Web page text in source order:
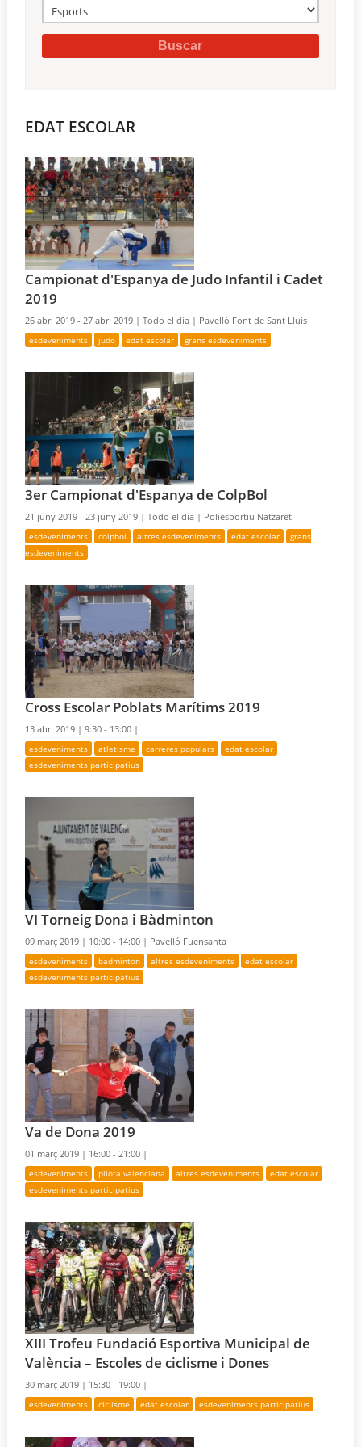
EDAT ESCOLAR
Campionat d'Espanya de Judo Infantil i Cadet
2019
26 abr. 2019 - 27 abr. 2019 |Todo el día | Pavelló Font de Sant Lluís
esdeveniments judo edat escolar grans esdeveniments
3er Campionat d'Espanya de ColpBol
21 juny 2019 - 23 juny 2019 |Todo el día | Poliesportiu Natzaret
esdeveniments colpbol altres esdeveniments edat escolar
grans
esdeveniments
Cross Escolar Poblats Marítims 2019
13 abr. 2019 |9:30 - 13:00 |
esdeveniments atletisme carreres populars
edat escolar
esdeveniments participatius
VI Torneig Dona i Bàdminton
09 març 2019 | 10:00 - 14:00 | Pavelló Fuensanta
esdeveniments badminton altres esdeveniments
edat escolar
esdeveniments participatius
Va de Dona 2019
01 març 2019 | 16:00 - 21:00 |
esdeveniments pilota valenciana altres esdeveniments
edat escolar
esdeveniments participatius
XIII Trofeu Fundació Esportiva Municipal de
València – Escoles de ciclisme i Dones
30 març 2019 | 15:30 - 19:00 |
esdeveniments ciclisme edat escolar esdeveniments participatius